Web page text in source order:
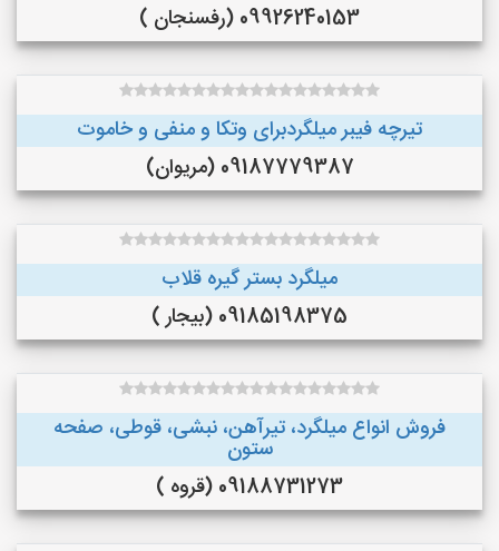
09926240153 (رفسنجان )
تیرچه فیبر میلگردبرای وتکا و منفی و خاموت
09187779387 (مریوان)
میلگرد بستر گیره قلاب
09185198375 (بیجار )
فروش انواع میلگرد، تیرآهن، نبشی، قوطی، صفحه
ستون
09188731273 (قروه )